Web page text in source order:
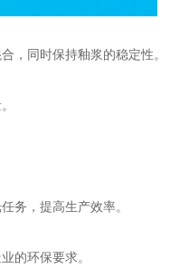
同时保持釉浆的稳定性。
务，提高生产效率。
的环保要求。